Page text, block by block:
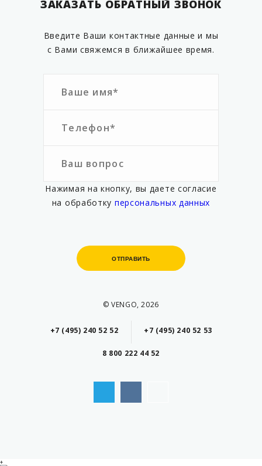
ЗАКАЗАТЬ ОБРАТНЫЙ ЗВОНОК
Введите Ваши контактные данные и мы
с Вами свяжемся в ближайшее время.
Нажимая на кнопку, вы даете согласие
на обработку персональных данных
ОТПРАВИТЬ
ОТПРАВИТЬ
© VENGO, 2026
+7 (495) 240 52 52 +7 (495) 240 52 53
8 800 222 44 52
+